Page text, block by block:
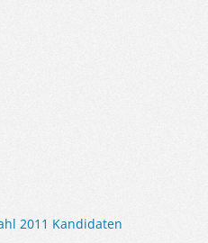
2011 Kandidaten